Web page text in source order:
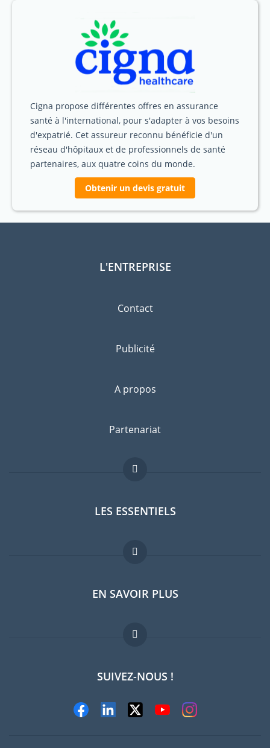
Cigna propose différentes offres en assurance
santé à l'international, pour s'adapter à vos besoins
d'expatrié. Cet assureur reconnu bénéficie d'un
réseau d'hôpitaux et de professionnels de santé
partenaires, aux quatre coins du monde.
Obtenir un devis gratuit
L'ENTREPRISE
Contact
Publicité
A propos
Partenariat
LES ESSENTIELS
Forum expatriés
Guides pays
Offres d'emploi
EN SAVOIR PLUS
FAQ
Experts
SUIVEZ-NOUS !